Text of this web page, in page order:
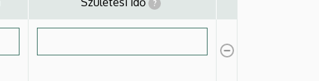
?
Műveletek